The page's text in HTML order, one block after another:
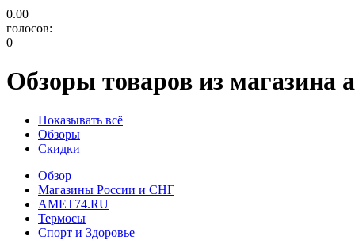
0.00
голосов:
0
Обзоры товаров из магазина
Показывать всё
Обзоры
Скидки
Обзор
Магазины России и СНГ
AMET74.RU
Термосы
Спорт и Здоровье